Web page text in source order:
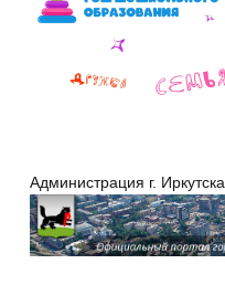
Администрация г. Иркутска